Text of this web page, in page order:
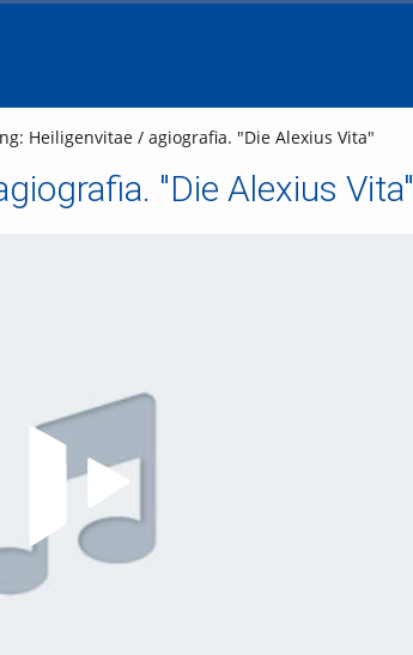
Heiligenvitae / agiografia. "Die Alexius Vita"
"Die Alexius Vita"